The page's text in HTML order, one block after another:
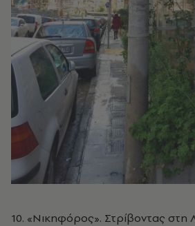
10. «Νικηφόρος». Στρίβοντας στη